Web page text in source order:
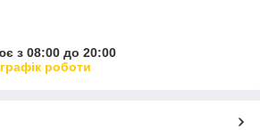
з 08:00 до 20:00
роботи